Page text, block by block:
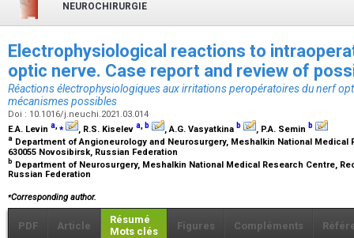
NEUROCHIRURGIE
Electrophysiological reactions to
optic nerve. Case report and review of
Réactions électrophysiologiques aux irritations peropératoires du nerf
mécanismes possibles
Doi : 10.1016/j.neuchi.2021.03.014
E.A. Levin a,⁎ , R.S. Kiselev a, b , A.G. Vasyatkina b , P.A. Semin b
a Department of Angioneurology and Neurosurgery, Meshalkin National Medical
630055 Novosibirsk, Russian Federation
b Department of Neurosurgery, Meshalkin National Medical Research Centre,
Russian Federation
⁎Corresponding author.
PDF Article
Résumé
Mots clés
Figures Compléments